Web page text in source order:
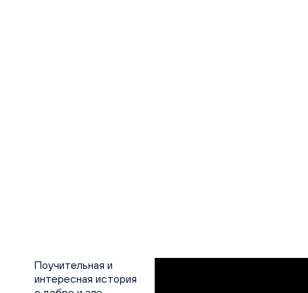
Поучительная и
интересная история